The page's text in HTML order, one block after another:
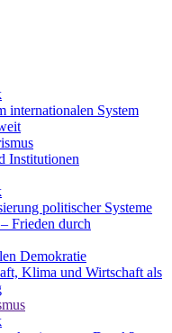
internationalen System
Institutionen
politischer Systeme
Frieden durch
Demokratie
Klima und Wirtschaft als